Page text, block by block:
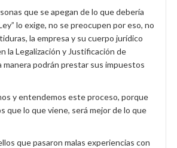
que se apegan de lo que debería
lo exige, no se preocupen por eso, no
la empresa y su cuerpo jurídico
la Legalización y Justificación de
manera podrán prestar sus impuestos
y entendemos este proceso, porque
que lo que viene, será mejor de lo que
que pasaron malas experiencias con